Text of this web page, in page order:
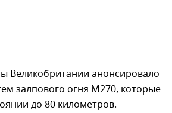
Великобритании анонсировало
залпового огня M270, которые
до 80 километров.